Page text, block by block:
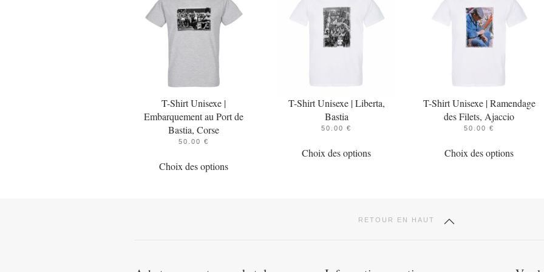
T-Shirt Unisexe |
Embarquement au Port de
Bastia, Corse
50.00€
Choix des optionsproduit
T-Shirt Unisexe | Liberta,
Bastia
50.00€
Choix des optionsproduit
Les
T-Shirt Unisexe | Ramendage
des Filets, Ajaccio
50.00€
Choix des optionsproduit
RETOUR EN HAUT